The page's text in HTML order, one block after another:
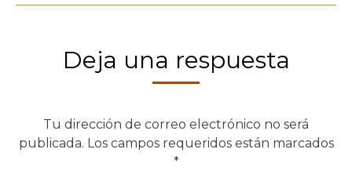
Deja una respuesta
Tu dirección de correo electrónico no será
publicada. Los campos requeridos están marcados
*